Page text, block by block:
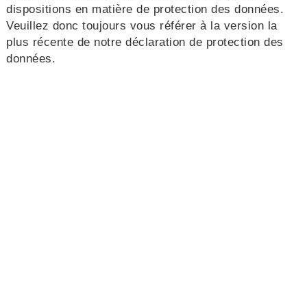
dispositions en matière de protection des données.
Veuillez donc toujours vous référer à la version la
plus récente de notre déclaration de protection des
données.